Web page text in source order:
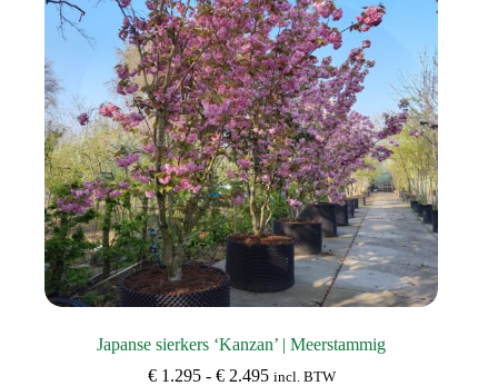
worden
op
de
productpagina
Japanse sierkers ‘Kanzan’ | Meerstammig
€1.295 - €2.495Prijsklasse:
incl. BTW